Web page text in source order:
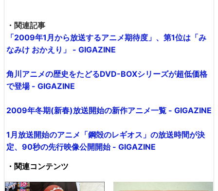
・関連記事
「2009年1月から放送するアニメ期待度」、第1位は「み
なみけ おかえり」 - GIGAZINE
角川アニメの歴史をたどるDVD-BOXシリーズが超低価格
で登場 - GIGAZINE
2009年冬期(新春)放送開始の新作アニメ一覧 - GIGAZINE
1月放送開始のアニメ「鋼殻のレギオス」の放送時間が決
定、90秒の先行映像公開開始 - GIGAZINE
・関連コンテンツ